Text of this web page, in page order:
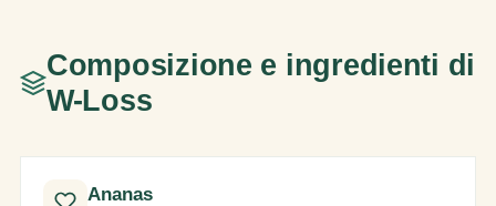
Composizione e ingredienti di
W-Loss
Ananas